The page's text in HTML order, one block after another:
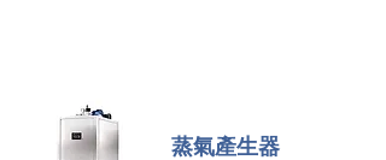
蒸氣產生器